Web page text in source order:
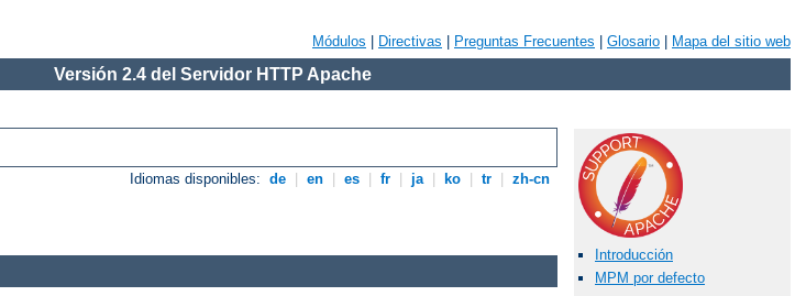
Módulos Directivas Preguntas Frecuentes Glosario Mapa del sitio web
Versión 2.4 del Servidor HTTP Apache
Idiomas disponibles: de en es fr ja ko tr zh-cn
Introducción
MPM por defecto